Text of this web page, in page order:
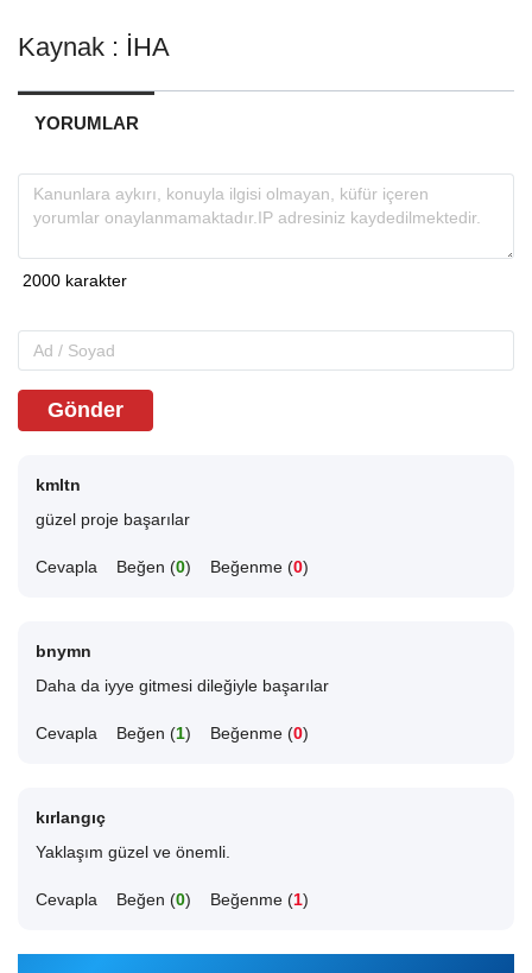
Kaynak : İHA
YORUMLAR
Gönder
kmltn
güzel proje başarılar
Cevapla Beğen (0) Beğenme (0)
bnymn
Daha da iyye gitmesi dileğiyle başarılar
Cevapla Beğen (1) Beğenme (0)
kırlangıç
Yaklaşım güzel ve önemli.
Cevapla Beğen (0) Beğenme (1)